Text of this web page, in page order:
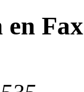
en Fax